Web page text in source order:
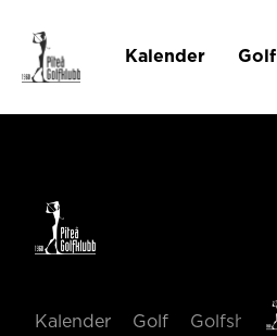
Kalender Golf
Kalender Golf Golfshop